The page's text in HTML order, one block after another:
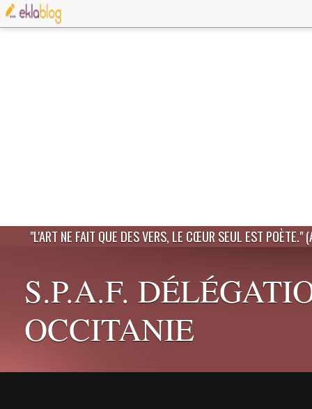
"L'ART NE FAIT QUE DES VERS, LE CŒUR SEUL EST POÈTE."
S.P.A.F.
OCCITANIE